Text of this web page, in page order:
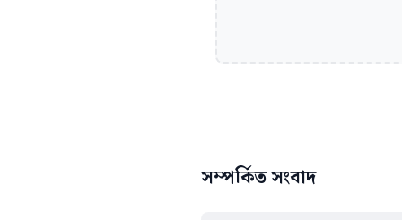
সম্পর্কিত সংবাদ